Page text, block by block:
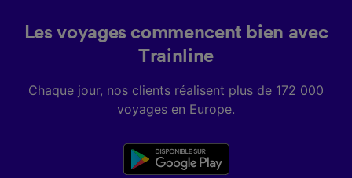
Les voyages commencent bien avec
Trainline
Chaque jour, nos clients réalisent plus de 172 000
voyages en Europe.